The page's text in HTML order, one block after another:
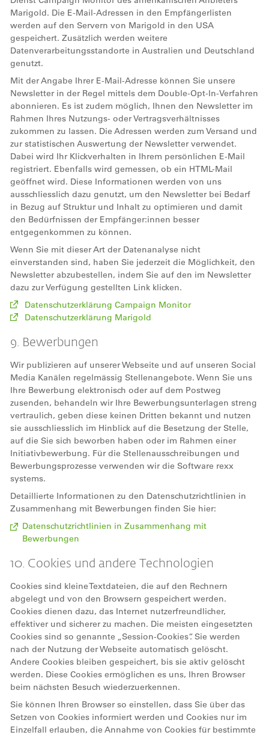
Marigold. Die E-Mail-Adressen in den Empfängerlisten
werden auf den Servern von Marigold in den USA
gespeichert. Zusätzlich werden weitere
Datenverarbeitungsstandorte in Australien und Deutschland
genutzt.
Mit der Angabe Ihrer E-Mail-Adresse können Sie unsere
Newsletter in der Regel mittels dem Double-Opt-In-Verfahren
abonnieren. Es ist zudem möglich, Ihnen den Newsletter im
Rahmen Ihres Nutzungs- oder Vertragsverhältnisses
zukommen zu lassen. Die Adressen werden zum Versand und
zur statistischen Auswertung der Newsletter verwendet.
Dabei wird Ihr Klickverhalten in Ihrem persönlichen E-Mail
registriert. Ebenfalls wird gemessen, ob ein HTML-Mail
geöffnet wird. Diese Informationen werden von uns
ausschliesslich dazu genutzt, um den Newsletter bei Bedarf
in Bezug auf Struktur und Inhalt zu optimieren und damit
den Bedürfnissen der Empfänger:innen besser
entgegenkommen zu können.
Wenn Sie mit dieser Art der Datenanalyse nicht
einverstanden sind, haben Sie jederzeit die Möglichkeit, den
Newsletter abzubestellen, indem Sie auf den im Newsletter
dazu zur Verfügung gestellten Link klicken.
Datenschutzerklärung Campaign Monitor
Datenschutzerklärung Marigold
9. Bewerbungen
Wir publizieren auf unserer Webseite und auf unseren Social
Media Kanälen regelmässig Stellenangebote. Wenn Sie uns
Ihre Bewerbung elektronisch oder auf dem Postweg
zusenden, behandeln wir Ihre Bewerbungsunterlagen streng
vertraulich, geben diese keinen Dritten bekannt und nutzen
sie ausschliesslich im Hinblick auf die Besetzung der Stelle,
auf die Sie sich beworben haben oder im Rahmen einer
Initiativbewerbung. Für die Stellenausschreibungen und
Bewerbungsprozesse verwenden wir die Software rexx
systems.
Detaillierte Informationen zu den Datenschutzrichtlinien in
Zusammenhang mit Bewerbungen finden Sie hier:
Datenschutzrichtlinien in Zusammenhang mit
Bewerbungen
10. Cookies und andere Technologien
Cookies sind kleine Textdateien, die auf den Rechnern
abgelegt und von den Browsern gespeichert werden.
Cookies dienen dazu, das Internet nutzerfreundlicher,
effektiver und sicherer zu machen. Die meisten eingesetzten
Cookies sind so genannte „Session-Cookies“. Sie werden
nach der Nutzung der Webseite automatisch gelöscht.
Andere Cookies bleiben gespeichert, bis sie aktiv gelöscht
werden. Diese Cookies ermöglichen es uns, Ihren Browser
beim nächsten Besuch wiederzuerkennen.
Sie können Ihren Browser so einstellen, dass Sie über das
Setzen von Cookies informiert werden und Cookies nur im
Einzelfall erlauben, die Annahme von Cookies für bestimmte